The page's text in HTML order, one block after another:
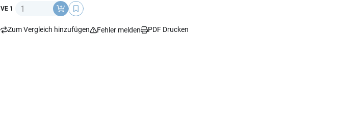
VE 1 Anzahl
Zum Vergleich hinzufügen Fehler melden PDF Drucken